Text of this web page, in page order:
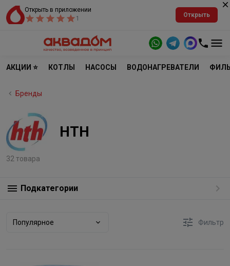
Открыть в приложении
1
Открыть
АКЦИИ ⭐ КОТЛЫ НАСОСЫ ВОДОНАГРЕВАТЕЛИ
Бренды
HTH
32 товара
Подкатегории
Популярное Фильтр